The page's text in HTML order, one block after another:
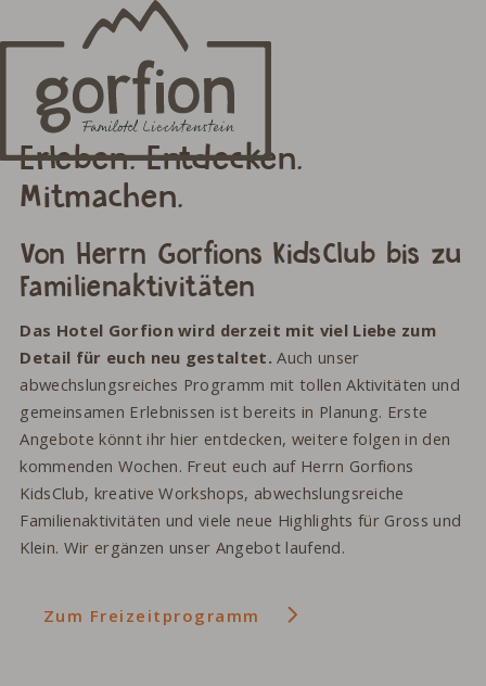
Webcam
Erleben. Entdecken.
Mitmachen.
Von Herrn Gorfions KidsClub bis zu
Familienaktivitäten
Das Hotel Gorfion wird derzeit mit viel Liebe zum
Detail für euch neu gestaltet. Auch unser
abwechslungsreiches Programm mit tollen Aktivitäten und
gemeinsamen Erlebnissen ist bereits in Planung. Erste
Angebote könnt ihr hier entdecken, weitere folgen in den
kommenden Wochen. Freut euch auf Herrn Gorfions
KidsClub, kreative Workshops, abwechslungsreiche
Familienaktivitäten und viele neue Highlights für Gross und
Klein. Wir ergänzen unser Angebot laufend.
Zum Freizeitprogramm